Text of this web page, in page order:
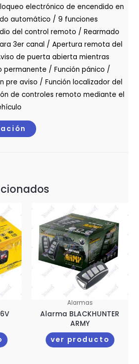
electrónico de encendido en
automático / 9 funciones
del control remoto / Rearmado
3er canal / Apertura remota del
de puerta abierta mientras
permanente / Función pánico /
pre aviso / Función localizador del
de controles remoto mediante el
Alarmas
Alarma BLACKHUNTER
ARMY
ver producto